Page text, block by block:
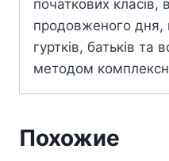
початкових класів,
продовженого дня,
гуртків, батьків та
методом
Похожие